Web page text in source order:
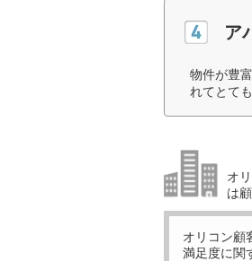
ア
物件が豊
れてとて
オ
は
オリコン顧
満足度に関